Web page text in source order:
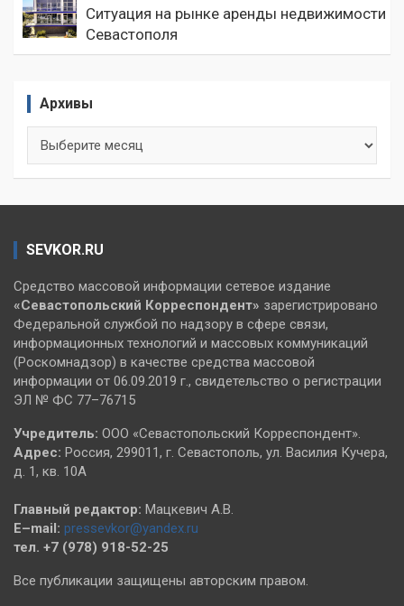
Ситуация на рынке аренды недвижимости
Севастополя
Архивы
SEVKOR.RU
Средство массовой информации сетевое издание
«Севастопольский Корреспондент» зарегистрировано
Федеральной службой по надзору в сфере связи,
информационных технологий и массовых коммуникаций
(Роскомнадзор) в качестве средства массовой
информации от 06.09.2019 г., свидетельство о регистрации
ЭЛ № ФС 77–76715
Учредитель: ООО «Севастопольский Корреспондент».
Адрес: Россия, 299011, г. Севастополь, ул. Василия Кучера,
д. 1, кв. 10А
Главный редактор: Мацкевич А.В.
E–mail: pressevkor@yandex.ru
тел. +7 (978) 918-52-25
Все публикации защищены авторским правом.